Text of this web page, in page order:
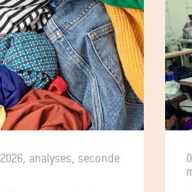
2026, analyses, seconde